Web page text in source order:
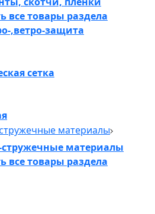
все товары раздела
,ветро-защита
сетка
материалы
стружечные материалы
все товары раздела